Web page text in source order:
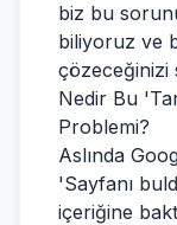
biz bu
biliyoruz ve
çözeceğinizi
Nedir Bu
Problemi?
Aslında
'Sayfanı
içeriğine